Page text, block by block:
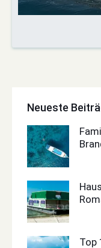
Neueste
Top